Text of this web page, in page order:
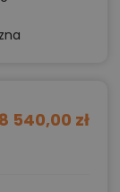
540,00 zł